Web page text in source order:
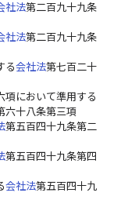
社法第二百九十九条
社法第二百九十九条
る会社法第七百二十
項において準用する
六十八条第三項
第五百四十九条第二
第五百四十九条第四
会社法第五百四十九